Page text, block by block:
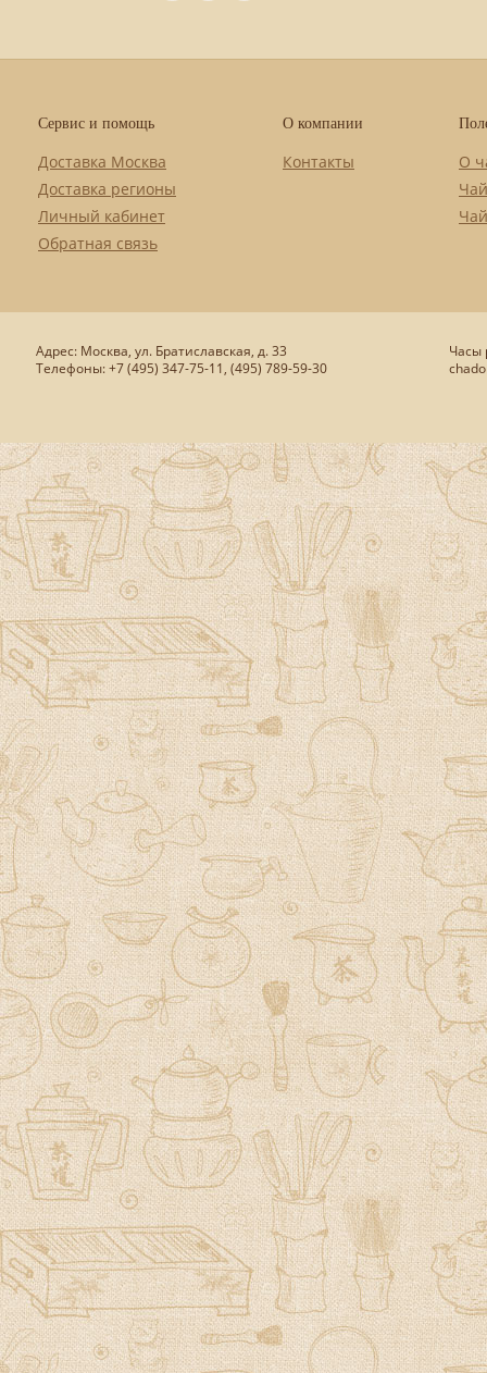
Сервис и помощь
Доставка Москва
Доставка регионы
Личный кабинет
Обратная связь
О компании
Контакты
О
Адрес: Москва, ул. Братиславская, д. 33
Телефоны: +7 (495) 347-75-11, (495) 789-59-30
Часы